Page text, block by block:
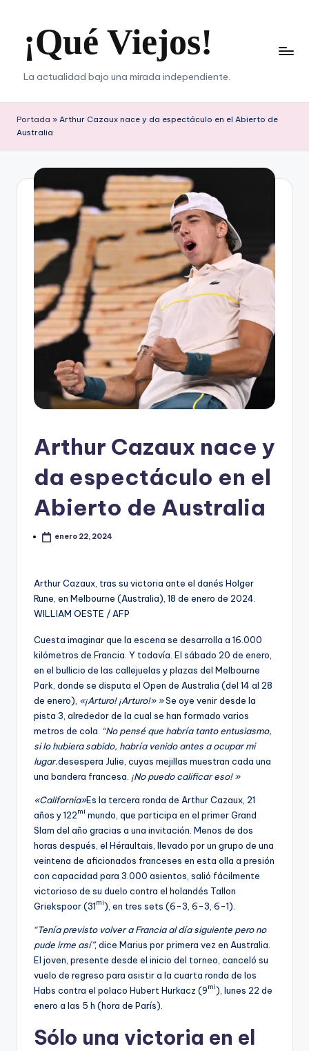
contenido¡Qué Viejos!
La actualidad bajo una mirada independiente.
Portada » Arthur Cazaux nace y da espectáculo en el Abierto de
Australia
Arthur Cazaux nace y
da espectáculo en el
Abierto de Australia
enero 22, 2024
Arthur Cazaux, tras su victoria ante el danés Holger
Rune, en Melbourne (Australia), 18 de enero de 2024.
WILLIAM OESTE / AFP
Cuesta imaginar que la escena se desarrolla a 16.000
kilómetros de Francia. Y todavía. El sábado 20 de enero,
en el bullicio de las callejuelas y plazas del Melbourne
Park, donde se disputa el Open de Australia (del 14 al 28
de enero), «¡Arturo! ¡Arturo!» »Se oye venir desde la
pista 3, alrededor de la cual se han formado varios
metros de cola. “No pensé que habría tanto entusiasmo,
si lo hubiera sabido, habría venido antes a ocupar mi
lugar.desespera Julie, cuyas mejillas muestran cada una
una bandera francesa. ¡No puedo calificar eso! »
«California»Es la tercera ronda de Arthur Cazaux, 21
años y 122mi mundo, que participa en el primer Grand
Slam del año gracias a una invitación. Menos de dos
horas después, el Héraultais, llevado por un grupo de una
veintena de aficionados franceses en esta olla a presión
con capacidad para 3.000 asientos, salió fácilmente
victorioso de su duelo contra el holandés Tallon
Griekspoor (31mi), en tres sets (6-3, 6-3, 6-1).
“Tenía previsto volver a Francia al día siguiente pero no
pude irme así”, dice Marius por primera vez en Australia.
El joven, presente desde el inicio del torneo, canceló su
vuelo de regreso para asistir a la cuarta ronda de los
Habs contra el polaco Hubert Hurkacz (9mi), lunes 22 de
enero a las 5 h (hora de París).
Sólo una victoria en el